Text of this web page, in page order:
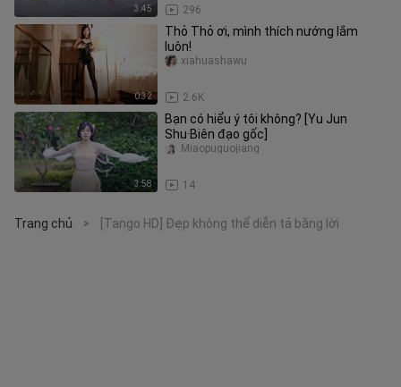
3:45 296
0:32
Thỏ Thỏ ơi, mình thích nướng lắm
luôn!
2.6K
xiahuashawu
3:58
Bạn có hiểu ý tôi không? [Yu Jun
Shu·Biên đạo gốc]
14
Miaopuguojiang
Trang chủ > [Tango HD] Đẹp không thể diễn tả bằng lời